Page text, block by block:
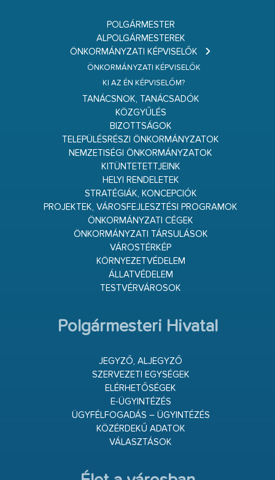
POLGÁRMESTER
ALPOLGÁRMESTEREK
ÖNKORMÁNYZATI KÉPVISELŐK
ÖNKORMÁNYZATI KÉPVISELŐK
KI AZ ÉN KÉPVISELŐM?
TANÁCSNOK, TANÁCSADÓK
KÖZGYŰLÉS
BIZOTTSÁGOK
TELEPÜLÉSRÉSZI ÖNKORMÁNYZATOK
NEMZETISÉGI ÖNKORMÁNYZATOK
KITÜNTETETTJEINK
HELYI RENDELETEK
STRATÉGIÁK, KONCEPCIÓK
PROJEKTEK, VÁROSFEJLESZTÉSI PROGRAMOK
ÖNKORMÁNYZATI CÉGEK
ÖNKORMÁNYZATI TÁRSULÁSOK
VÁROSTÉRKÉP
KÖRNYEZETVÉDELEM
ÁLLATVÉDELEM
TESTVÉRVÁROSOK
Polgármesteri Hivatal
JEGYZŐ, ALJEGYZŐ
SZERVEZETI EGYSÉGEK
ELÉRHETŐSÉGEK
E-ÜGYINTÉZÉS
ÜGYFÉLFOGADÁS – ÜGYINTÉZÉS
KÖZÉRDEKŰ ADATOK
VÁLASZTÁSOK